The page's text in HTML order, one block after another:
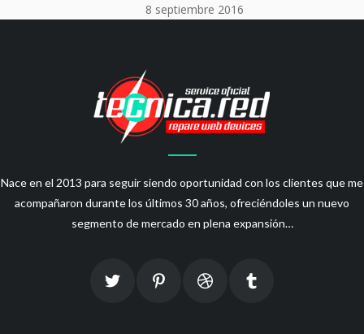
8 septiembre 2016
Nace en el 2013 para seguir siendo oportunidad con los clientes que me
acompañaron durante los últimos 30 años, ofreciéndoles un nuevo
segmento de mercado en plena expansión…